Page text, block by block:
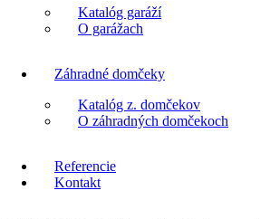
Katalóg garáží
O garážach
Záhradné domčeky
Katalóg z. domčekov
O záhradných domčekoch
Referencie
Kontakt